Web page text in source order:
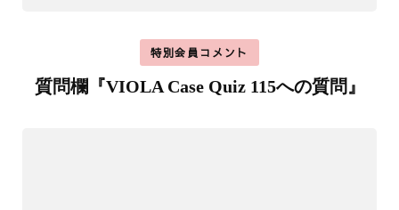
特別会員コメント
質問欄『VIOLA Case Quiz 115への質問』